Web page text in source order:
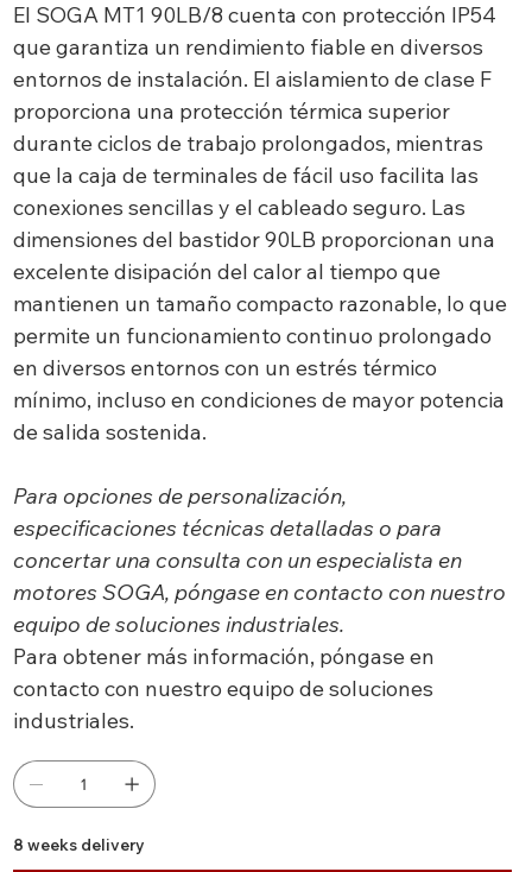
El SOGA MT1 90LB/8 cuenta con protección IP54
que garantiza un rendimiento fiable en diversos
entornos de instalación. El aislamiento de clase F
proporciona una protección térmica superior
durante ciclos de trabajo prolongados, mientras
que la caja de terminales de fácil uso facilita las
conexiones sencillas y el cableado seguro. Las
dimensiones del bastidor 90LB proporcionan una
excelente disipación del calor al tiempo que
mantienen un tamaño compacto razonable, lo que
permite un funcionamiento continuo prolongado
en diversos entornos con un estrés térmico
mínimo, incluso en condiciones de mayor potencia
de salida sostenida.
Para opciones de personalización,
especificaciones técnicas detalladas o para
concertar una consulta con un especialista en
motores SOGA, póngase en contacto con nuestro
equipo de soluciones industriales.
Para obtener más información, póngase en
contacto con nuestro equipo de soluciones
industriales.
8 weeks delivery